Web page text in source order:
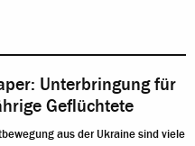
Unterbringung für
Geflüchtete
aus der Ukraine sind viele